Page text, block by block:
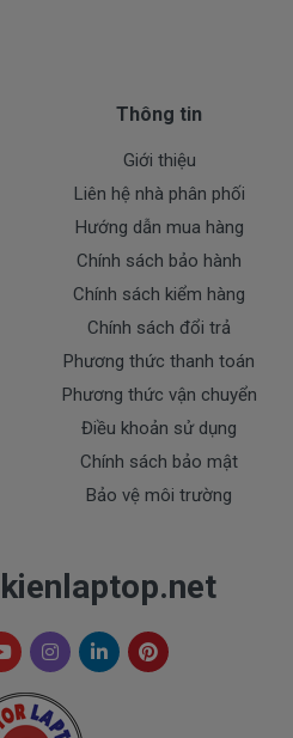
Thông tin
Giới thiệu
Liên hệ nhà phân phối
Hướng dẫn mua hàng
Chính sách bảo hành
Chính sách kiểm hàng
Chính sách đổi trả
Phương thức thanh toán
Phương thức vận chuyển
Điều khoản sử dụng
Chính sách bảo mật
Bảo vệ môi trường